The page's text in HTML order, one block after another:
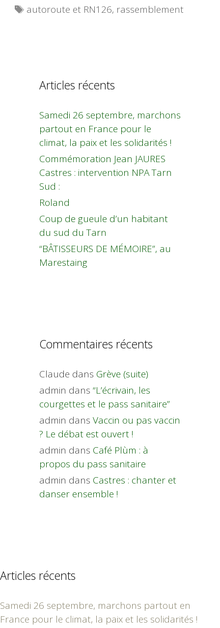
Étiquettes
autoroute et RN126, rassemblement
Articles récents
Samedi 26 septembre, marchons
partout en France pour le
climat, la paix et les solidarités !
Commémoration Jean JAURES
Castres : intervention NPA Tarn
Sud :
Roland
Coup de gueule d’un habitant
du sud du Tarn
“BÂTISSEURS DE MÉMOIRE”, au
Marestaing
Commentaires récents
Claude dans Grève (suite)
admin dans “L’écrivain, les
courgettes et le pass sanitaire”
admin dans Vaccin ou pas vaccin
? Le débat est ouvert !
admin dans Café Plùm : à
propos du pass sanitaire
admin dans Castres : chanter et
danser ensemble !
Articles récents
Samedi 26 septembre, marchons partout en
France pour le climat, la paix et les solidarités !